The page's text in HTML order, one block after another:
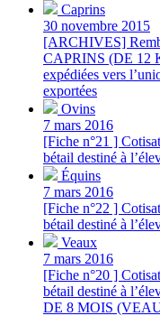
Caprins
30 novembre 2015
[ARCHIVES]
CAPRINS (DE 12
expédiées vers
exportées
Ovins
7 mars 2016
[Fiche n°21 ]
bétail destiné à
Équins
7 mars 2016
[Fiche n°22 ]
bétail destiné à
Veaux
7 mars 2016
[Fiche n°20 ]
bétail destiné à
DE 8 MOIS